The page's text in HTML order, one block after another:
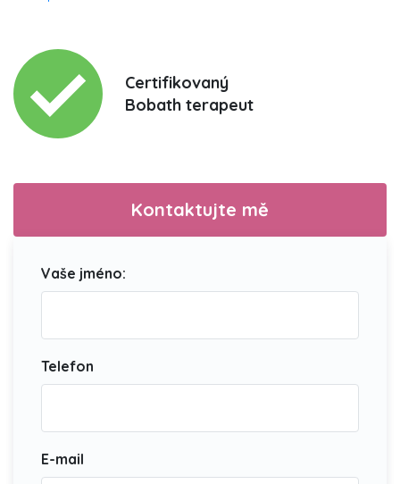
Certifikovaný
Bobath terapeut
Kontaktujte mě
Vaše jméno:
Telefon
E-mail